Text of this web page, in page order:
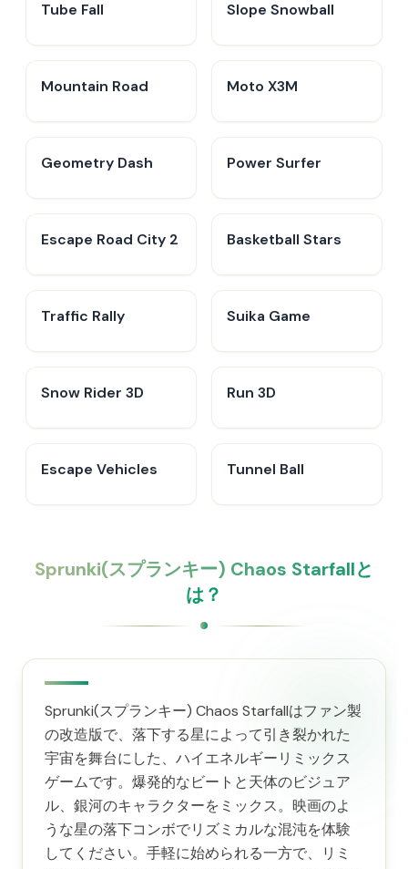
Tube Fall Slope Snowball
Mountain Road Moto X3M
Geometry Dash Power Surfer
Escape Road City 2 Basketball Stars
Traffic Rally Suika Game
Snow Rider 3D Run 3D
Escape Vehicles Tunnel Ball
Sprunki(スプランキー) Chaos Starfallと
は？
Sprunki(スプランキー) Chaos Starfallはファン製
の改造版で、落下する星によって引き裂かれた
宇宙を舞台にした、ハイエネルギーリミックス
ゲームです。爆発的なビートと天体のビジュア
ル、銀河のキャラクターをミックス。映画のよ
うな星の落下コンボでリズミカルな混沌を体験
してください。手軽に始められる一方で、リミ